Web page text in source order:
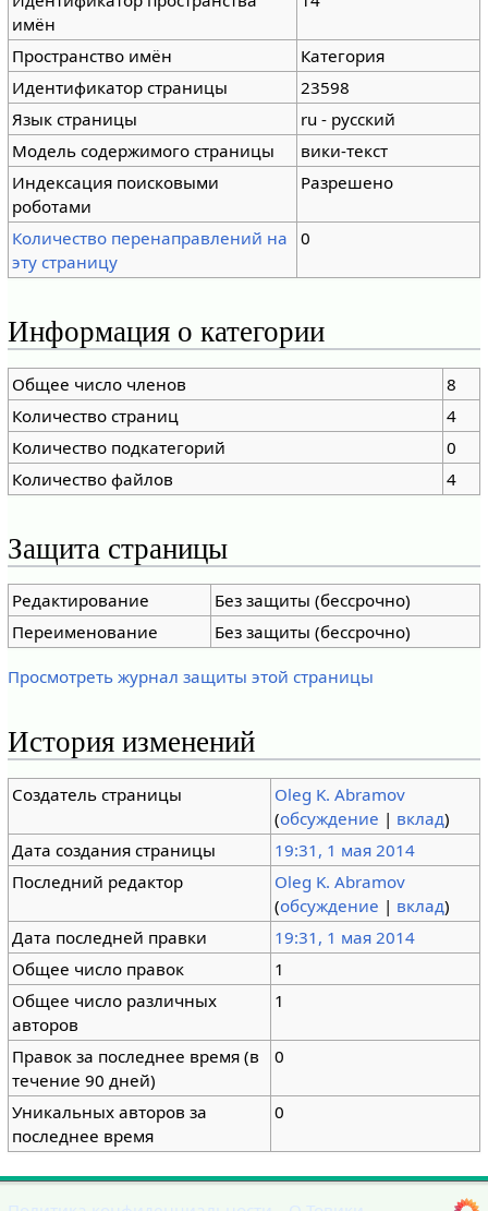
имён
Пространство имён
Категория
Идентификатор страницы
23598
Язык страницы
ru - русский
Модель содержимого страницы
вики-текст
Индексация поисковыми
роботами
Разрешено
Количество перенаправлений на
эту страницу
0
Информация о категории
Общее число членов
8
Количество страниц
4
Количество подкатегорий
0
Количество файлов
4
Защита страницы
Редактирование
Без защиты (бессрочно)
Переименование
Без защиты (бессрочно)
Просмотреть журнал защиты этой страницы
История изменений
Создатель страницы
Oleg K. Abramov
(обсуждение | вклад)
Дата создания страницы
19:31, 1 мая 2014
Последний редактор
Oleg K. Abramov
(обсуждение | вклад)
Дата последней правки
19:31, 1 мая 2014
Общее число правок
1
Общее число различных
авторов
1
Правок за последнее время (в
течение 90 дней)
0
Уникальных авторов за
последнее время
0